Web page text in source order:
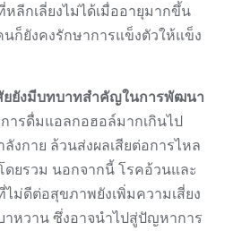
ลีกเลี่ยงไม่ได้เมื่ออายุมากขึ้น
ก็ยังคงรักษาการแข็งตัวให้แข็ง
ยยังมีบทบาทสำคัญในการพัฒนา
ารดื่มแอลกอฮอล์มากเกินไป
งกาย ล้วนส่งผลเสียต่อการไหล
ยรวม นอกจากนี้ โรคอ้วนและ
ม่ดีต่อสุขภาพยังเพิ่มความเสี่ยง
าหวาน ซึ่งอาจนำไปสู่ปัญหาการ